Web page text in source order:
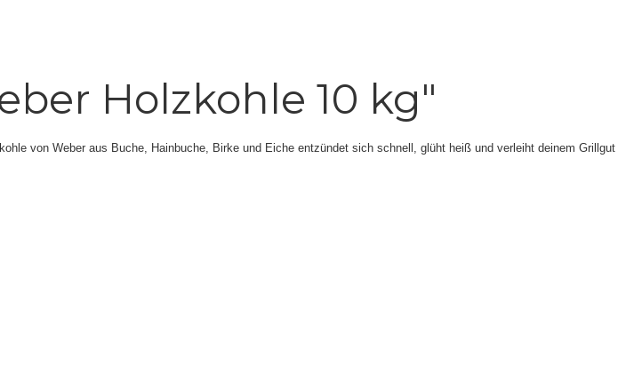
Holzkohle 10 kg"
von Weber aus Buche, Hainbuche, Birke und Eiche entzündet sich schnell, glüht heiß und verleiht deinem Grillgut